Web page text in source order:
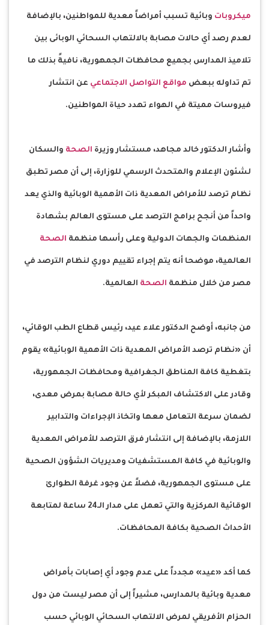
ميكروبات وبائية تسبب أمراضاً معدية للمواطنين، بالإضافة
لعدم رصد أي حالات مصابة بالالتهاب السحائي الوبائى بين
تلاميذ المدارس بجميع محافظات الجمهورية، نافيةً بذلك ما
تم تداوله ببعض مواقع التواصل الاجتماعي عن انتشار
فيروسات مميتة في الهواء تهدد حياة المواطنين.
وأشار الدكتور خالد مجاهد، مستشار وزيرة الصحة والسكان
لشئون الإعلام والمتحدث الرسمي للوزارة، إلى أن مصر تطبق
نظام ترصد للأمراض المعدية ذات الأهمية الوبائية والذي يعد
واحداً من أنجح برامج الترصد على مستوى العالم بشهادة
المنظمات والجهات الدولية وعلى رأسها منظمة الصحة
العالمية، موضحا أنه يتم إجراء تقييم دوري لنظام الترصد في
مصر من خلال منظمة الصحة العالمية.
من جانبه، أوضح الدكتور علاء عيد، رئيس قطاع الطب الوقائي،
أن «نظام ترصد الأمراض المعدية ذات الأهمية الوبائية» يقوم
بتغطية كافة المناطق الجغرافية ومحافظات الجمهورية،
وقادر على الاكتشاف المبكر لأي حالة مصابة بمرض معدى،
لضمان سرعة التعامل معها واتخاذ الإجراءات والتدابير
اللازمة، بالإضافة إلى انتشار فرق الترصد للأمراض المعدية
والوبائية في كافة المستشفيات ومديريات الشؤون الصحية
على مستوى الجمهورية، فضلاً عن وجود غرفة الطوارئ
الوقائية المركزية والتي تعمل على مدار الـ24 ساعة لمتابعة
الأحداث الصحية بكافة المحافظات.
كما أكد «عيد» مجدداً على عدم وجود أي إصابات بأمراض
معدية وبائية بالمدارس، مشيراً إلى أن مصر ليست من دول
الحزام الأفريقي لمرض الالتهاب السحائي الوبائي حسب